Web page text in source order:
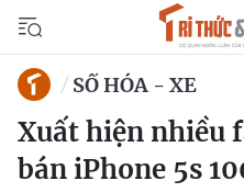
SỐ HÓA - XE
Xuất hiện nhiều
bán iPhone 5s